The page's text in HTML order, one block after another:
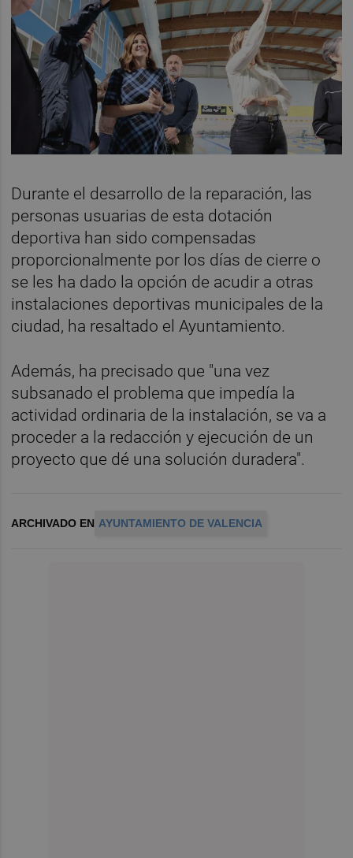
Durante el desarrollo de la reparación, las
personas usuarias de esta dotación
deportiva han sido compensadas
proporcionalmente por los días de cierre o
se les ha dado la opción de acudir a otras
instalaciones deportivas municipales de la
ciudad, ha resaltado el Ayuntamiento.
Además, ha precisado que "una vez
subsanado el problema que impedía la
actividad ordinaria de la instalación, se va a
proceder a la redacción y ejecución de un
proyecto que dé una solución duradera".
ARCHIVADO EN AYUNTAMIENTO DE VALENCIA